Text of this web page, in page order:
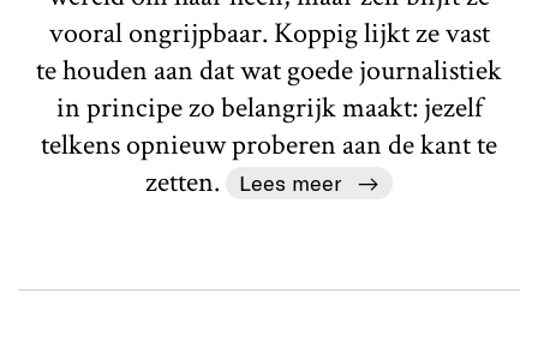
vooral ongrijpbaar. Koppig lijkt ze vast
te houden aan dat wat goede journalistiek
in principe zo belangrijk maakt: jezelf
telkens opnieuw proberen aan de kant te
zetten.
Lees meer